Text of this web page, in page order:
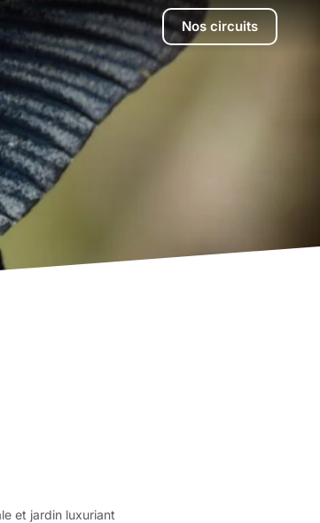
Nos circuits
et jardin luxuriant